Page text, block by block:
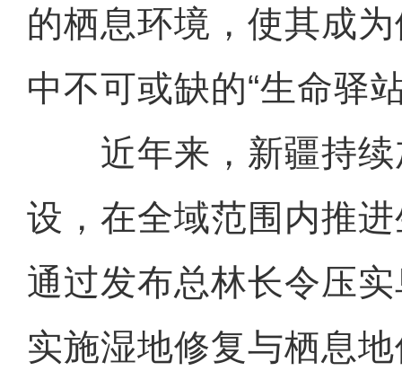
的栖息环境，使其成
中不可或缺的“生命驿
近年来，新疆持续
设，在全域范围内推
通过发布总林长令压
实施湿地修复与栖息